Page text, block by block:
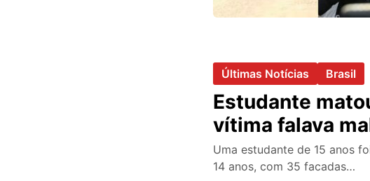
Últimas Notícias Brasil
Estudante
vítima falava
Uma estudante de 15 anos
14 anos, com 35 facadas…